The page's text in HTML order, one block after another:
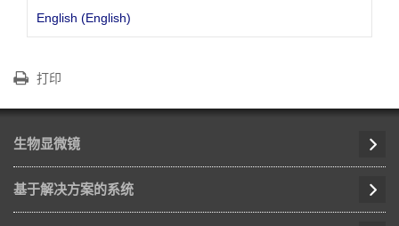
English (English)
打印
生物显微镜
基于解决方案的系统